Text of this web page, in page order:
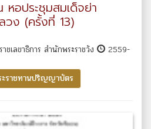
อประชุมสมเด็จย่า
วง (ครั้งที่ 13)
ชเลขาธิการ สำนักพระราชวัง
2559-
ราชทานปริญญาบัตร